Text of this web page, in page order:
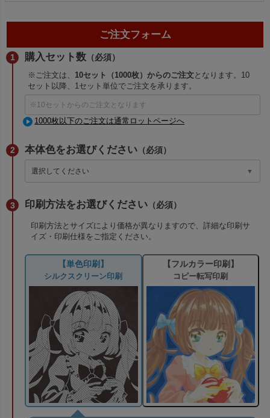
ご注文フォーム
購入セット数 （必須）
※ご注文は、 10セット（1000枚）からのご注文となります。10
セット以降、1セット単位でご注文を承ります。
1000枚以下のご注文は通常ロットページへ
本体色をお選びください （必須）
印刷方法をお選びください （必須）
印刷方法とサイズにより価格が異なりますので、詳細な印刷サ
イズ・印刷仕様をご指定ください。
【単色印刷】
シルクスクリーン印刷
【フルカラー印刷】
コピー転写印刷